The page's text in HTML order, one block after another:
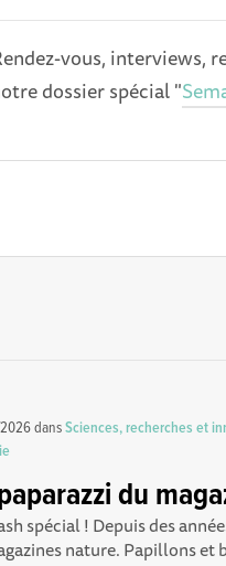
vous, interviews,
dossier spécial "
dansSciences, recherches et
du
spécial ! Depuis des
nature. Papillons